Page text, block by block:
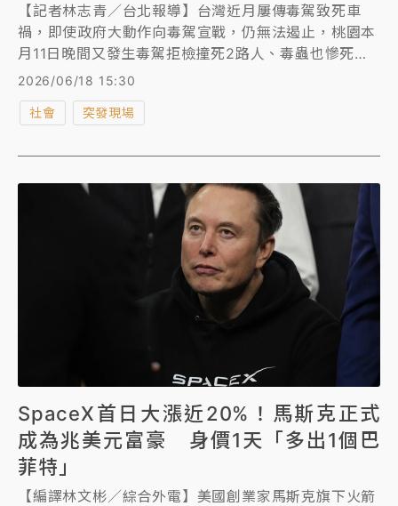
【記者林志青／台北報導】台灣近月屢傳毒駕致死車
禍，即使政府大動作向毒駕宣戰，仍無法遏止，桃園本
月11日晚間又發生毒駕拒檢撞死2路人、毒蟲也慘死的
慘劇，同日台中梧棲也發生小客車自撞路樹翻覆，車上
釀20死，超越去年的19死。 由於毒駕以「喪屍煙彈」
日）下午審議通過，將依托咪酯列為一級毒品，未來製
造、運輸或販賣依托咪酯，最重可判死刑，施用者最重
可判5年。警政署今晚也將執行「全國同步取締毒駕專
案勤務」，署長張榮興將坐鎮新北市警局，展現打擊毒
2026/06/18 15:30
社會 突發現場
SpaceX首日大漲近20%！馬斯克正式
成為兆美元富豪 身價1天「多出1個巴
菲特」
【編譯林文彬／綜合外電】美國創業家馬斯克旗下火箭